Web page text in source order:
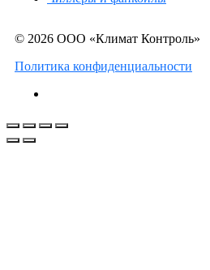
© 2026 ООО «Климат Контроль»
Политика конфиденциальности